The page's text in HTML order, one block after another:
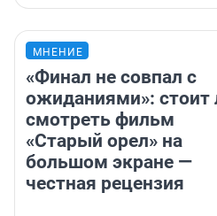
МНЕНИЕ
«Финал не совпал с
ожиданиями»: стоит
смотреть фильм
«Старый орел» на
большом экране —
честная рецензия